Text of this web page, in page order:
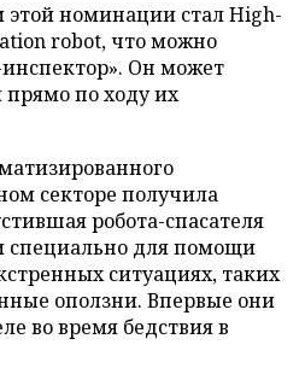
номинации стал High-
robot, что можно
инспектор». Он может
по ходу их
секторе получила
робота-спасателя
специально для помощи
ситуациях, таких
оползни. Впервые они
во время бедствия в